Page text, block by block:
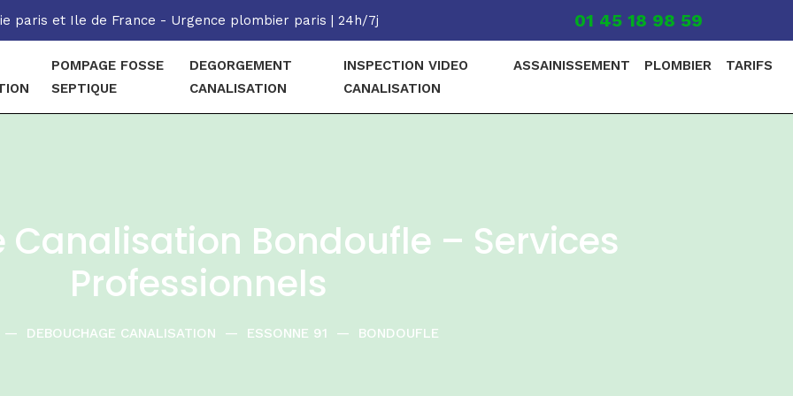
paris et Ile de France - Urgence plombier paris | 24h/7j 01 45 18 98 59
POMPAGE FOSSE
SEPTIQUE
DEGORGEMENT
CANALISATION
INSPECTION VIDEO
CANALISATION
ASSAINISSEMENT PLOMBIER TARIFS
Canalisation Bondoufle – Services
Professionnels
— DEBOUCHAGE CANALISATION — ESSONNE 91 — BONDOUFLE